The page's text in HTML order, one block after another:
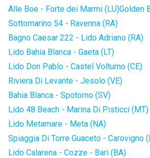
Alle Boe - Forte dei Marmi (LU)Golden
Sottomarino 54 - Ravenna (RA)
Bagno Caesar 222 - Lido Adriano (RA)
Lido Bahia Blanca - Gaeta (LT)
Lido Don Pablo - Castel Volturno (CE)
Riviera Di Levante - Jesolo (VE)
Bahia Blanca - Spotorno (SV)
Lido 48 Beach - Marina Di Pisticci (MT)
Lido Metamare - Meta (NA)
Spiaggia Di Torre Guaceto - Carovigno
Lido Calarena - Cozze - Bari (BA)